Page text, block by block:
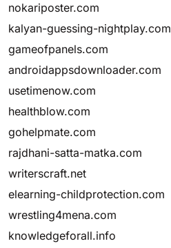
nokariposter.com
kalyan-guessing-nightplay.com
gameofpanels.com
androidappsdownloader.com
usetimenow.com
healthblow.com
gohelpmate.com
rajdhani-satta-matka.com
writerscraft.net
elearning-childprotection.com
wrestling4mena.com
knowledgeforall.info